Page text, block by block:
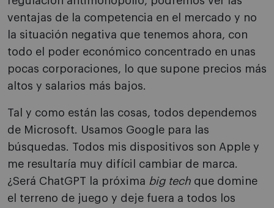
ventajas de la competencia en el mercado y no
la situación negativa que tenemos ahora, con
todo el poder económico concentrado en unas
pocas corporaciones, lo que supone precios más
altos y salarios más bajos.
Tal y como están las cosas, todos dependemos
de Microsoft. Usamos Google para las
búsquedas. Todos mis dispositivos son Apple y
me resultaría muy difícil cambiar de marca.
¿Será ChatGPT la próxima big tech que domine
el terreno de juego y deje fuera a todos los